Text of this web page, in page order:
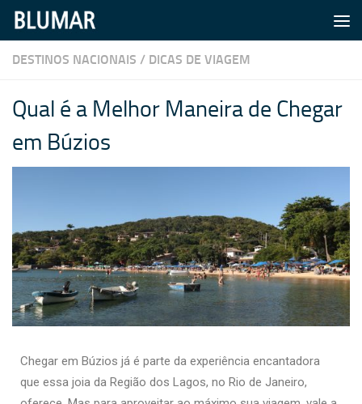
Skip to content
DESTINOS NACIONAIS / DICAS DE VIAGEM
Qual é a Melhor Maneira de Chegar
em Búzios
Chegar em Búzios já é parte da experiência encantadora
que essa joia da Região dos Lagos, no Rio de Janeiro,